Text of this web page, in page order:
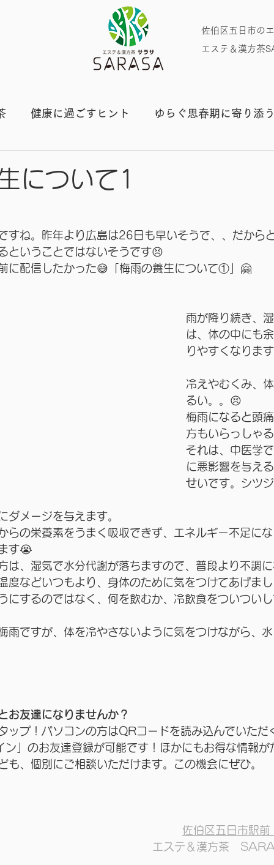
佐伯区五日市の
エステ＆漢方茶
健康に過ごすヒント ゆらぐ思春期に寄り添
について1
すね。昨年より広島は26日も早いそうで、、だから
ということではないそうです😣
に配信したかった😅「梅雨の養生について①」🤗
雨が降り続き、
は、体の中にも
りやすくなりま
冷えやむくみ、
るい。。😣
梅雨になると頭
方もいらっしゃ
それは、中医学
に悪影響を与え
せいです。シツ
ダメージを与えます。
らの栄養素をうまく吸収できず、エネルギー不足に
す😭
は、湿気で水分代謝が落ちますので、普段より不調
度などいつもより、身体のために気をつけてあげま
にするのではなく、何を飲むか、冷飲食をついつい
雨ですが、体を冷やさないように気をつけながら、
お友達になりませんか？
ップ！パソコンの方はQRコードを読み込んでいただ
」のお友達登録が可能です！ほかにもお得な情報が
も、個別にご相談いただけます。この機会にぜひ。
佐伯区五日市駅
エステ＆漢方茶　